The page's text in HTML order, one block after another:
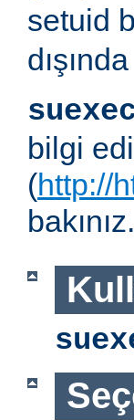
setuid
bilgi
(http://
bakınız.